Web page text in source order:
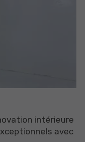
intérieure
avec